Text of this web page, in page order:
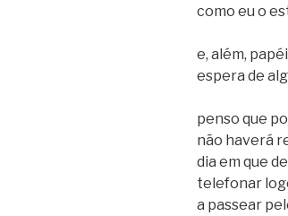
como eu o
e, além,
espera de
penso que
não haverá
dia em que
telefonar
a passear